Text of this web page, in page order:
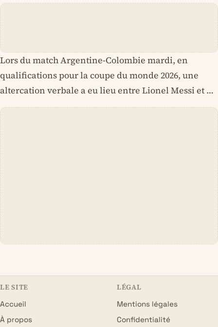
Lors du match Argentine-Colombie mardi, en
qualifications pour la coupe du monde 2026, une
altercation verbale a eu lieu entre Lionel Messi et …
LE SITE
Accueil
À propos
LÉGAL
Mentions légales
Confidentialité